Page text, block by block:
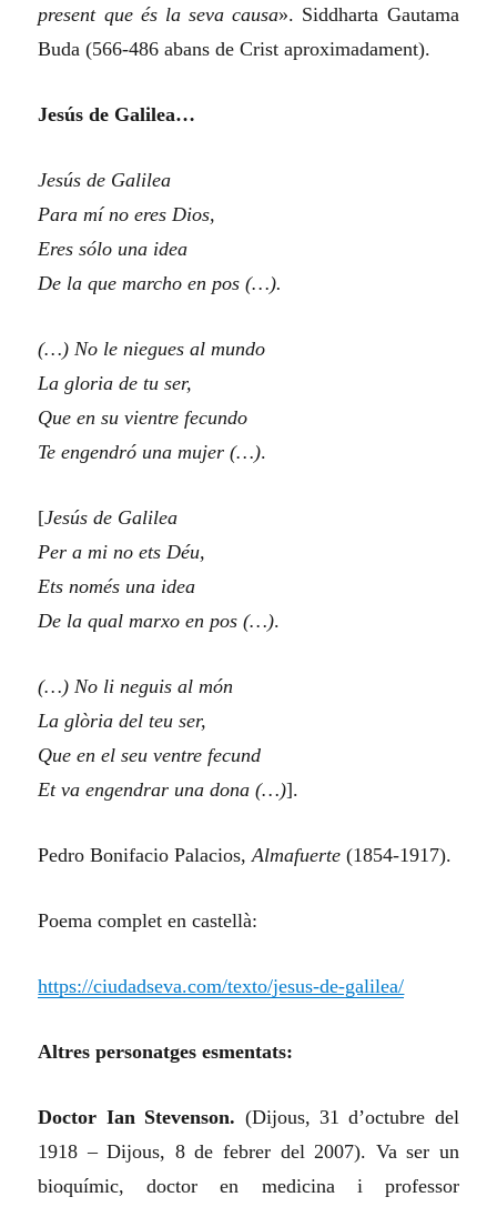
present que és la seva causa». Siddharta Gautama
Buda (566-486 abans de Crist aproximadament).
Jesús de Galilea…
Jesús de Galilea
Para mí no eres Dios,
Eres sólo una idea
De la que marcho en pos (…).
(…) No le niegues al mundo
La gloria de tu ser,
Que en su vientre fecundo
Te engendró una mujer (…).
[Jesús de Galilea
Per a mi no ets Déu,
Ets només una idea
De la qual marxo en pos (…).
(…) No li neguis al món
La glòria del teu ser,
Que en el seu ventre fecund
Et va engendrar una dona (…)].
Pedro Bonifacio Palacios,Almafuerte (1854-1917).
Poema complet en castellà:
https://ciudadseva.com/texto/jesus-de-galilea/
Altres personatges esmentats:
Doctor Ian Stevenson. (Dijous, 31 d’octubre del
1918 – Dijous, 8 de febrer del 2007). Va ser un
bioquímic, doctor en medicina i professor